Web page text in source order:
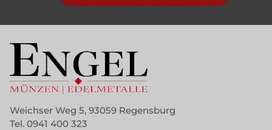
Weichser Weg 5, 93059 Regensburg
Tel. 0941 400 323